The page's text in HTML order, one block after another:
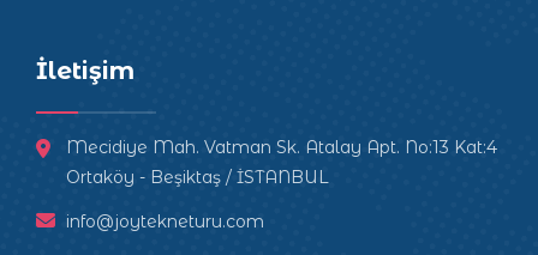
İletişim
Mecidiye Mah. Vatman Sk. Atalay Apt. No:13 Kat:4
Ortaköy - Beşiktaş / İSTANBUL
info@joytekneturu.com